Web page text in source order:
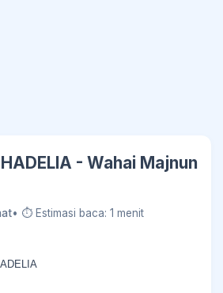
- Wahai Majnun
• ⏱ Estimasi baca: 1 menit